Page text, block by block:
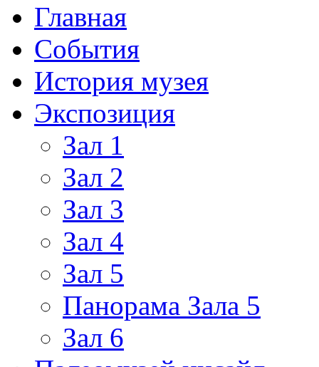
Главная
События
История музея
Экспозиция
Зал 1
Зал 2
Зал 3
Зал 4
Зал 5
Панорама Зала 5
Зал 6